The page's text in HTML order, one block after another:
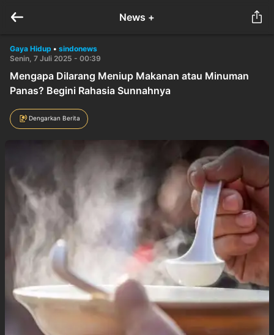
News +
Gaya Hidup • sindonews
Senin, 7 Juli 2025 - 00:39
Mengapa Dilarang Meniup Makanan atau Minuman
Panas? Begini Rahasia Sunnahnya
Dengarkan Berita